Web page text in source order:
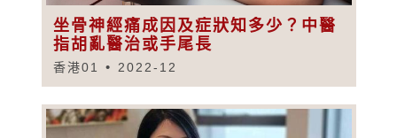
坐骨神經痛成因及症狀知多少？中醫
指胡亂醫治或手尾長
香港01 2022-12